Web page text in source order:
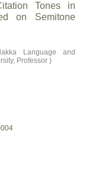
Tones in
on Semitone
Language and
Professor )